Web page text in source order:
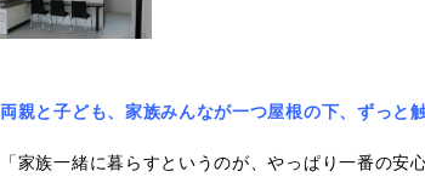
両親と子ども、家族みんなが一つ屋根の下、ずっと
「家族一緒に暮らすというのが、やっぱり一番の安